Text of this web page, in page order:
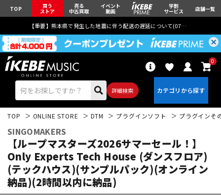
TOP 買う
ストア
売る
中古買取
イベント
動画
学割
サービス 店舗一覧
【重要】熊本県で発生した地震に伴う配送の遅延について(07月29日
詳細検索
0
エレキギター アコギ/エレアコ
TOP ONLINE STORE DTM プラグインソフト プラグインそ
SINGOMAKERS
【ループマスターズ2026サマーセール！】
Only Experts Tech House (ダンスフロア)
(テックハウス)(サンプルパック)(オンライン
納品)(2時間以内に納品)